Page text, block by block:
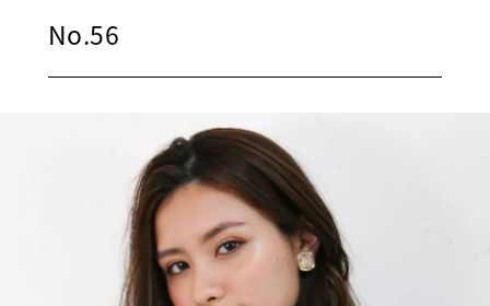
No.56